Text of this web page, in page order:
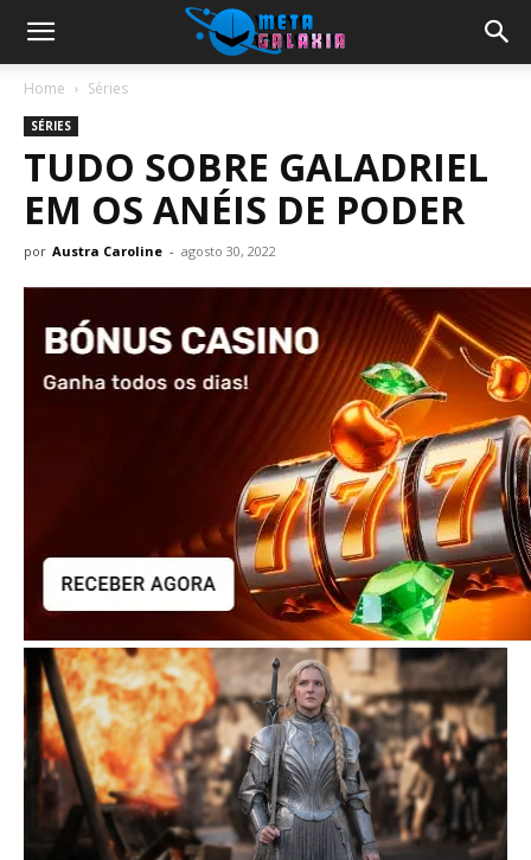
Home Séries
SÉRIES
TUDO SOBRE GALADRIEL
EM OS ANÉIS DE PODER
por Austra Caroline - agosto 30, 2022